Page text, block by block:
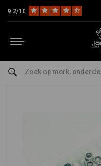
9.2/10
The Garage
Borgmoeren set DIN